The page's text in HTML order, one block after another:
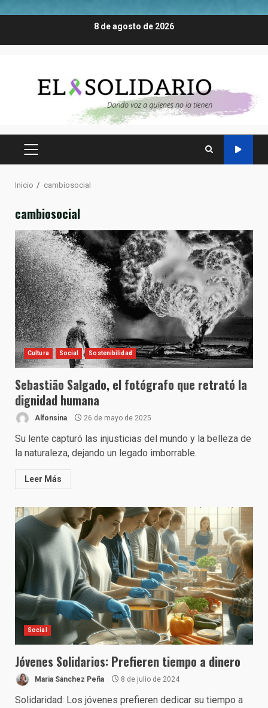
8 de agosto de 2026
MENÚ
Inicio cambiosocial
cambiosocial
Cultura Social Sostenibilidad
Sebastião Salgado, el fotógrafo que retrató la
dignidad humana
Alfonsina 26 de mayo de 2025
Su lente capturó las injusticias del mundo y la belleza de
la naturaleza, dejando un legado imborrable.
Leer Más
Social
Jóvenes Solidarios: Prefieren tiempo a dinero
Maria Sánchez Peña 8 de julio de 2024
Solidaridad: Los jóvenes prefieren dedicar su tiempo a